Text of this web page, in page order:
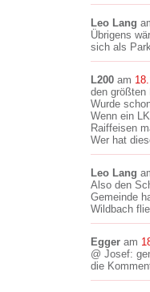
Leo Lang
Übrigens
sich als
L200 am
den größten
Wurde
Wenn ein
Raiffeisen
Wer hat
Leo Lang
Also den
Gemeinde
Wildbach
Egger am
@ Josef:
die